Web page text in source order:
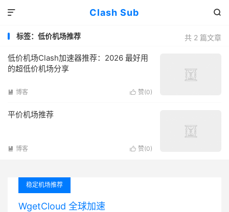
Clash Sub 

共 2 篇文章
标签：低价机场推荐
低价机场Clash加速器推荐：2026 最好用
的超低价机场分享
 赞(0)
 博客
平价机场推荐
 赞(0)
 博客
稳定机场推荐
WgetCloud 全球加速